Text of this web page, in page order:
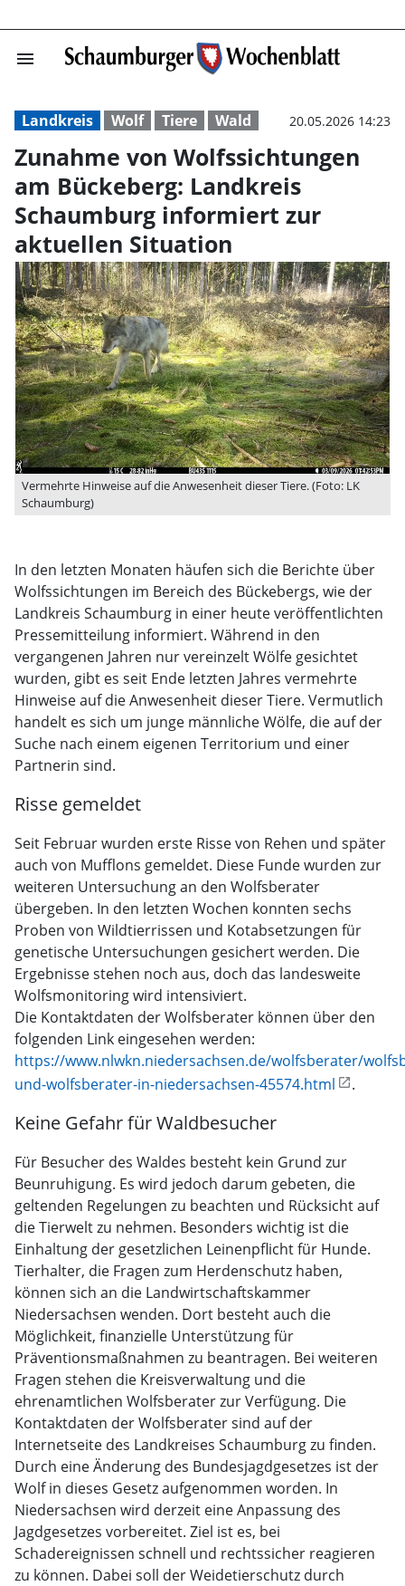
menu Zunahme von
Landkreis Wolf Tiere Wald 20.05.2026 14:23
Zunahme von Wolfssichtungen
am Bückeberg: Landkreis
Schaumburg informiert zur
aktuellen Situation
Vermehrte Hinweise auf die Anwesenheit dieser Tiere. (Foto: LK
Schaumburg)
In den letzten Monaten häufen sich die Berichte über
Wolfssichtungen im Bereich des Bückebergs, wie der
Landkreis Schaumburg in einer heute veröffentlichten
Pressemitteilung informiert. Während in den
vergangenen Jahren nur vereinzelt Wölfe gesichtet
wurden, gibt es seit Ende letzten Jahres vermehrte
Hinweise auf die Anwesenheit dieser Tiere. Vermutlich
handelt es sich um junge männliche Wölfe, die auf der
Suche nach einem eigenen Territorium und einer
Partnerin sind.
Risse gemeldet
Seit Februar wurden erste Risse von Rehen und später
auch von Mufflons gemeldet. Diese Funde wurden zur
weiteren Untersuchung an den Wolfsberater
übergeben. In den letzten Wochen konnten sechs
Proben von Wildtierrissen und Kotabsetzungen für
genetische Untersuchungen gesichert werden. Die
Ergebnisse stehen noch aus, doch das landesweite
Wolfsmonitoring wird intensiviert.
Die Kontaktdaten der Wolfsberater können über den
folgenden Link eingesehen werden:
https://www.nlwkn.niedersachsen.de/wolfsberater/
und-wolfsberater-in-niedersachsen-45574.html
.
Keine Gefahr für Waldbesucher
Für Besucher des Waldes besteht kein Grund zur
Beunruhigung. Es wird jedoch darum gebeten, die
geltenden Regelungen zu beachten und Rücksicht auf
die Tierwelt zu nehmen. Besonders wichtig ist die
Einhaltung der gesetzlichen Leinenpflicht für Hunde.
Tierhalter, die Fragen zum Herdenschutz haben,
können sich an die Landwirtschaftskammer
Niedersachsen wenden. Dort besteht auch die
Möglichkeit, finanzielle Unterstützung für
Präventionsmaßnahmen zu beantragen. Bei weiteren
Fragen stehen die Kreisverwaltung und die
ehrenamtlichen Wolfsberater zur Verfügung. Die
Kontaktdaten der Wolfsberater sind auf der
Internetseite des Landkreises Schaumburg zu finden.
Durch eine Änderung des Bundesjagdgesetzes ist der
Wolf in dieses Gesetz aufgenommen worden. In
Niedersachsen wird derzeit eine Anpassung des
Jagdgesetzes vorbereitet. Ziel ist es, bei
Schadereignissen schnell und rechtssicher reagieren
zu können. Dabei soll der Weidetierschutz durch